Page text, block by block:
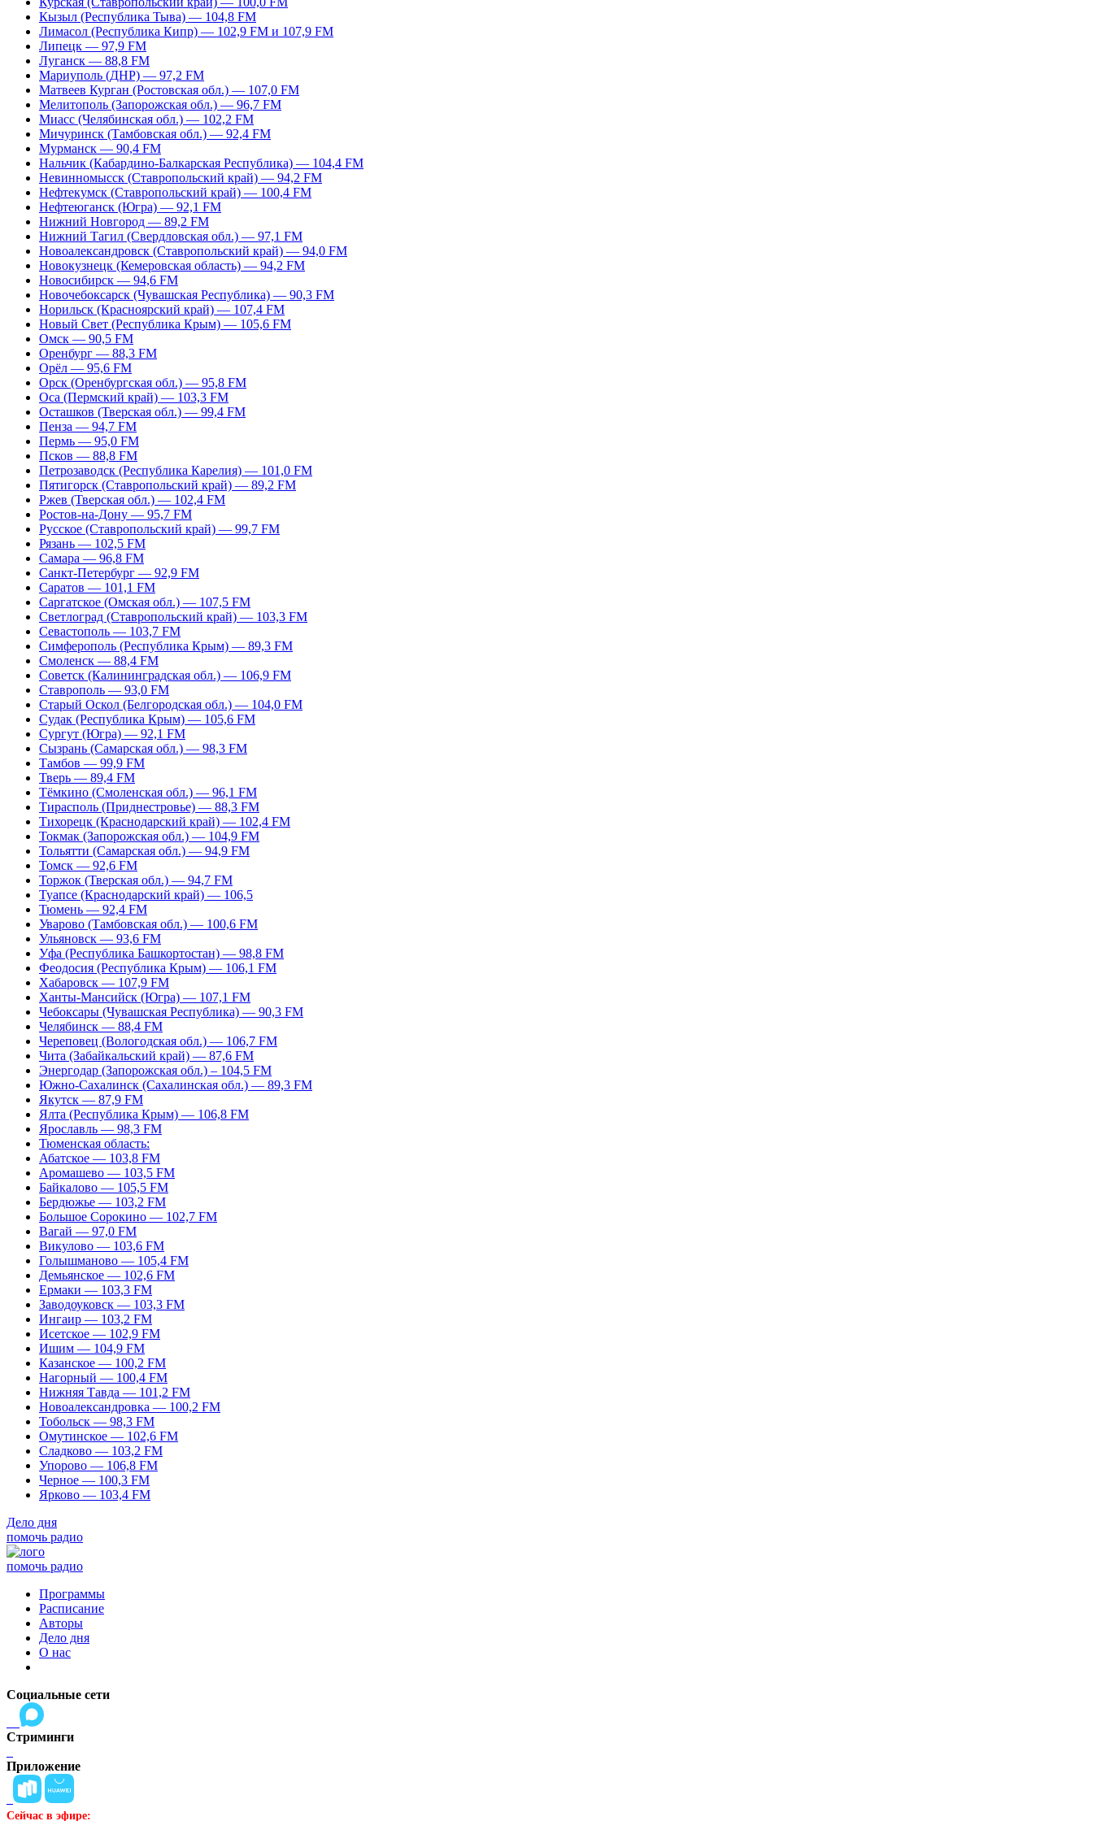
Кызыл (Республика Тыва) — 104,8 FM
Лимасол (Республика Кипр) — 102,9 FM и 107,9 FM
Липецк — 97,9 FM
Луганск — 88,8 FM
Мариуполь (ДНР) — 97,2 FM
Матвеев Курган (Ростовская обл.) — 107,0 FM
Мелитополь (Запорожская обл.) — 96,7 FM
Миасс (Челябинская обл.) — 102,2 FM
Мичуринск (Тамбовская обл.) — 92,4 FM
Мурманск — 90,4 FM
Нальчик (Кабардино-Балкарская Республика) — 104,4 FM
Невинномысск (Ставропольский край) — 94,2 FM
Нефтекумск (Ставропольский край) — 100,4 FM
Нефтеюганск (Югра) — 92,1 FM
Нижний Новгород — 89,2 FM
Нижний Тагил (Свердловская обл.) — 97,1 FM
Новоалександровск (Ставропольский край) — 94,0 FM
Новокузнецк (Кемеровская область) — 94,2 FM
Новосибирск — 94,6 FM
Новочебоксарск (Чувашская Республика) — 90,3 FM
Норильск (Красноярский край) — 107,4 FM
Новый Свет (Республика Крым) — 105,6 FM
Омск — 90,5 FM
Оренбург — 88,3 FM
Орёл — 95,6 FM
Орск (Оренбургская обл.) — 95,8 FM
Оса (Пермский край) — 103,3 FM
Осташков (Тверская обл.) — 99,4 FM
Пенза — 94,7 FM
Пермь — 95,0 FM
Псков — 88,8 FM
Петрозаводск (Республика Карелия) — 101,0 FM
Пятигорск (Ставропольский край) — 89,2 FM
Ржев (Тверская обл.) — 102,4 FM
Ростов-на-Дону — 95,7 FM
Русское (Ставропольский край) — 99,7 FM
Рязань — 102,5 FM
Самара — 96,8 FM
Санкт-Петербург — 92,9 FM
Саратов — 101,1 FM
Саргатское (Омская обл.) — 107,5 FM
Светлоград (Ставропольский край) — 103,3 FM
Севастополь — 103,7 FM
Симферополь (Республика Крым) — 89,3 FM
Смоленск — 88,4 FM
Советск (Калининградская обл.) — 106,9 FM
Ставрополь — 93,0 FM
Старый Оскол (Белгородская обл.) — 104,0 FM
Судак (Республика Крым) — 105,6 FM
Сургут (Югра) — 92,1 FM
Сызрань (Самарская обл.) — 98,3 FM
Тамбов — 99,9 FM
Тверь — 89,4 FM
Тёмкино (Смоленская обл.) — 96,1 FM
Тирасполь (Приднестровье) — 88,3 FM
Тихорецк (Краснодарский край) — 102,4 FM
Токмак (Запорожская обл.) — 104,9 FM
Тольятти (Самарская обл.) — 94,9 FM
Томск — 92,6 FM
Торжок (Тверская обл.) — 94,7 FM
Туапсе (Краснодарский край) — 106,5
Тюмень — 92,4 FM
Уварово (Тамбовская обл.) — 100,6 FM
Ульяновск — 93,6 FM
Уфа (Республика Башкортостан) — 98,8 FM
Феодосия (Республика Крым) — 106,1 FM
Хабаровск — 107,9 FM
Ханты-Мансийск (Югра) — 107,1 FM
Чебоксары (Чувашская Республика) — 90,3 FM
Челябинск — 88,4 FM
Череповец (Вологодская обл.) — 106,7 FM
Чита (Забайкальский край) — 87,6 FM
Энергодар (Запорожская обл.) – 104,5 FM
Южно-Сахалинск (Сахалинская обл.) — 89,3 FM
Якутск — 87,9 FM
Ялта (Республика Крым) — 106,8 FM
Ярославль — 98,3 FM
Тюменская область:
Абатское — 103,8 FM
Аромашево — 103,5 FM
Байкалово — 105,5 FM
Бердюжье — 103,2 FM
Большое Сорокино — 102,7 FM
Вагай — 97,0 FM
Викулово — 103,6 FM
Голышманово — 105,4 FM
Демьянское — 102,6 FM
Ермаки — 103,3 FM
Заводоуковск — 103,3 FM
Ингаир — 103,2 FM
Исетское — 102,9 FM
Ишим — 104,9 FM
Казанское — 100,2 FM
Нагорный — 100,4 FM
Нижняя Тавда — 101,2 FM
Новоалександровка — 100,2 FM
Тобольск — 98,3 FM
Омутинское — 102,6 FM
Сладково — 103,2 FM
Упорово — 106,8 FM
Черное — 100,3 FM
Ярково — 103,4 FM
Дело дня
помочь радио
помочь радио
Программы
Расписание
Авторы
Дело дня
О нас
Социальные сети
Стриминги
Приложение
Сейчас в эфире: